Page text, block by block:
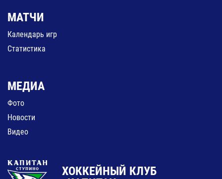
МАТЧИ
Календарь игр
Статистика
МЕДИА
Фото
Новости
Видео
ХОККЕЙНЫЙ КЛУБ